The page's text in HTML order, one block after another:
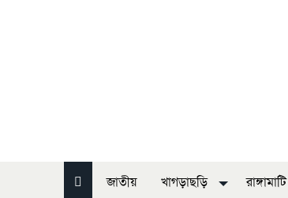
জাতীয় খাগড়াছড়ি রাঙ্গামাটি